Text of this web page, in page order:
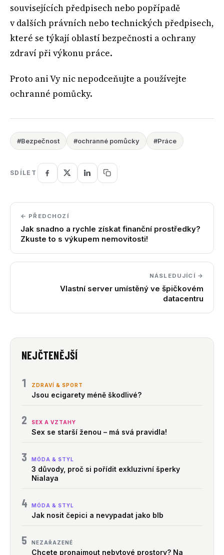
souvisejících předpisech nebo popřípadě
v dalších právních nebo technických předpisech,
které se týkají oblastí bezpečnosti a ochrany
zdraví při výkonu práce.
Proto ani Vy nic nepodceňujte a používejte
ochranné pomůcky.
#Bezpečnost #ochranné pomůcky #Práce
SDÍLET
← PŘEDCHOZÍ
Jak snadno a rychle získat finanční prostředky?
Zkuste to s výkupem nemovitosti!
NÁSLEDUJÍCÍ →
Vlastní server umístěný ve špičkovém
datacentru
NEJČTENĚJŠÍ
1 ZDRAVÍ & SPORT
Jsou ecigarety méně škodlivé?
2 SEX A VZTAHY
Sex se starší ženou – má svá pravidla!
3 MÓDA & STYL
3 důvody, proč si pořídit exkluzivní šperky
Nialaya
4 MÓDA & STYL
Jak nosit čepici a nevypadat jako blb
5 NEZAŘAZENÉ
Chcete pronajmout nebytové prostory? Na